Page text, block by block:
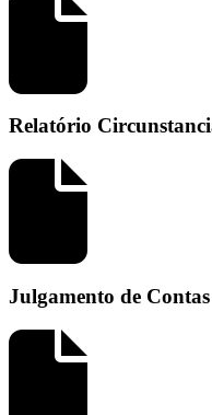
Relatório
Julgamento de